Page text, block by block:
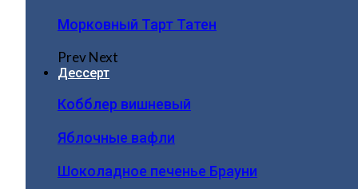
Морковный Тарт Татен
PrevNext
Дессерт
Кобблер вишневый
Яблочные вафли
Шоколадное печенье Брауни